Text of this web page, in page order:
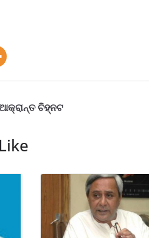
ଚିହ୍ନଟ